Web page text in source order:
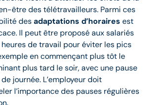
être des télétravailleurs. Parmi ces
desadaptations d’horaires est
Il peut être proposé aux salariés
de travail pour éviter les pics
en commençant plus tôt le
plus tard le soir, avec une pause
journée. L’employeur doit
l’importance des pauses régulières